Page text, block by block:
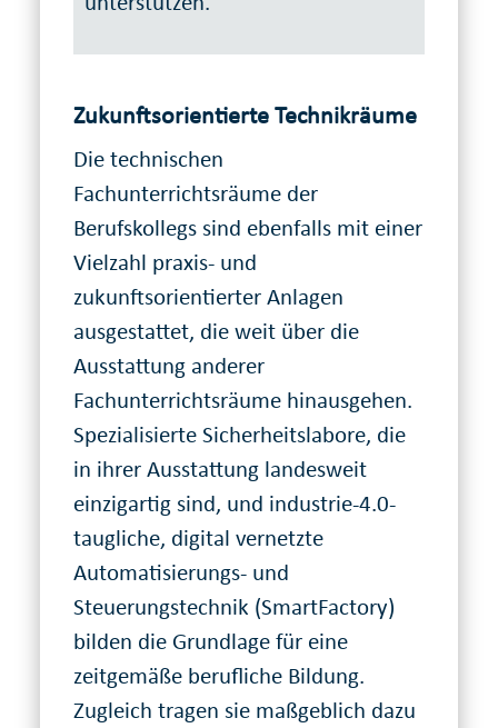
Zukunftsorientierte Technikräume
Die technischen
Fachunterrichtsräume der
Berufskollegs sind ebenfalls mit einer
Vielzahl praxis- und
zukunftsorientierter Anlagen
ausgestattet, die weit über die
Ausstattung anderer
Fachunterrichtsräume hinausgehen.
Spezialisierte Sicherheitslabore, die
in ihrer Ausstattung landesweit
einzigartig sind, und industrie-4.0-
taugliche, digital vernetzte
Automatisierungs- und
Steuerungstechnik (SmartFactory)
bilden die Grundlage für eine
zeitgemäße berufliche Bildung.
Zugleich tragen sie maßgeblich dazu